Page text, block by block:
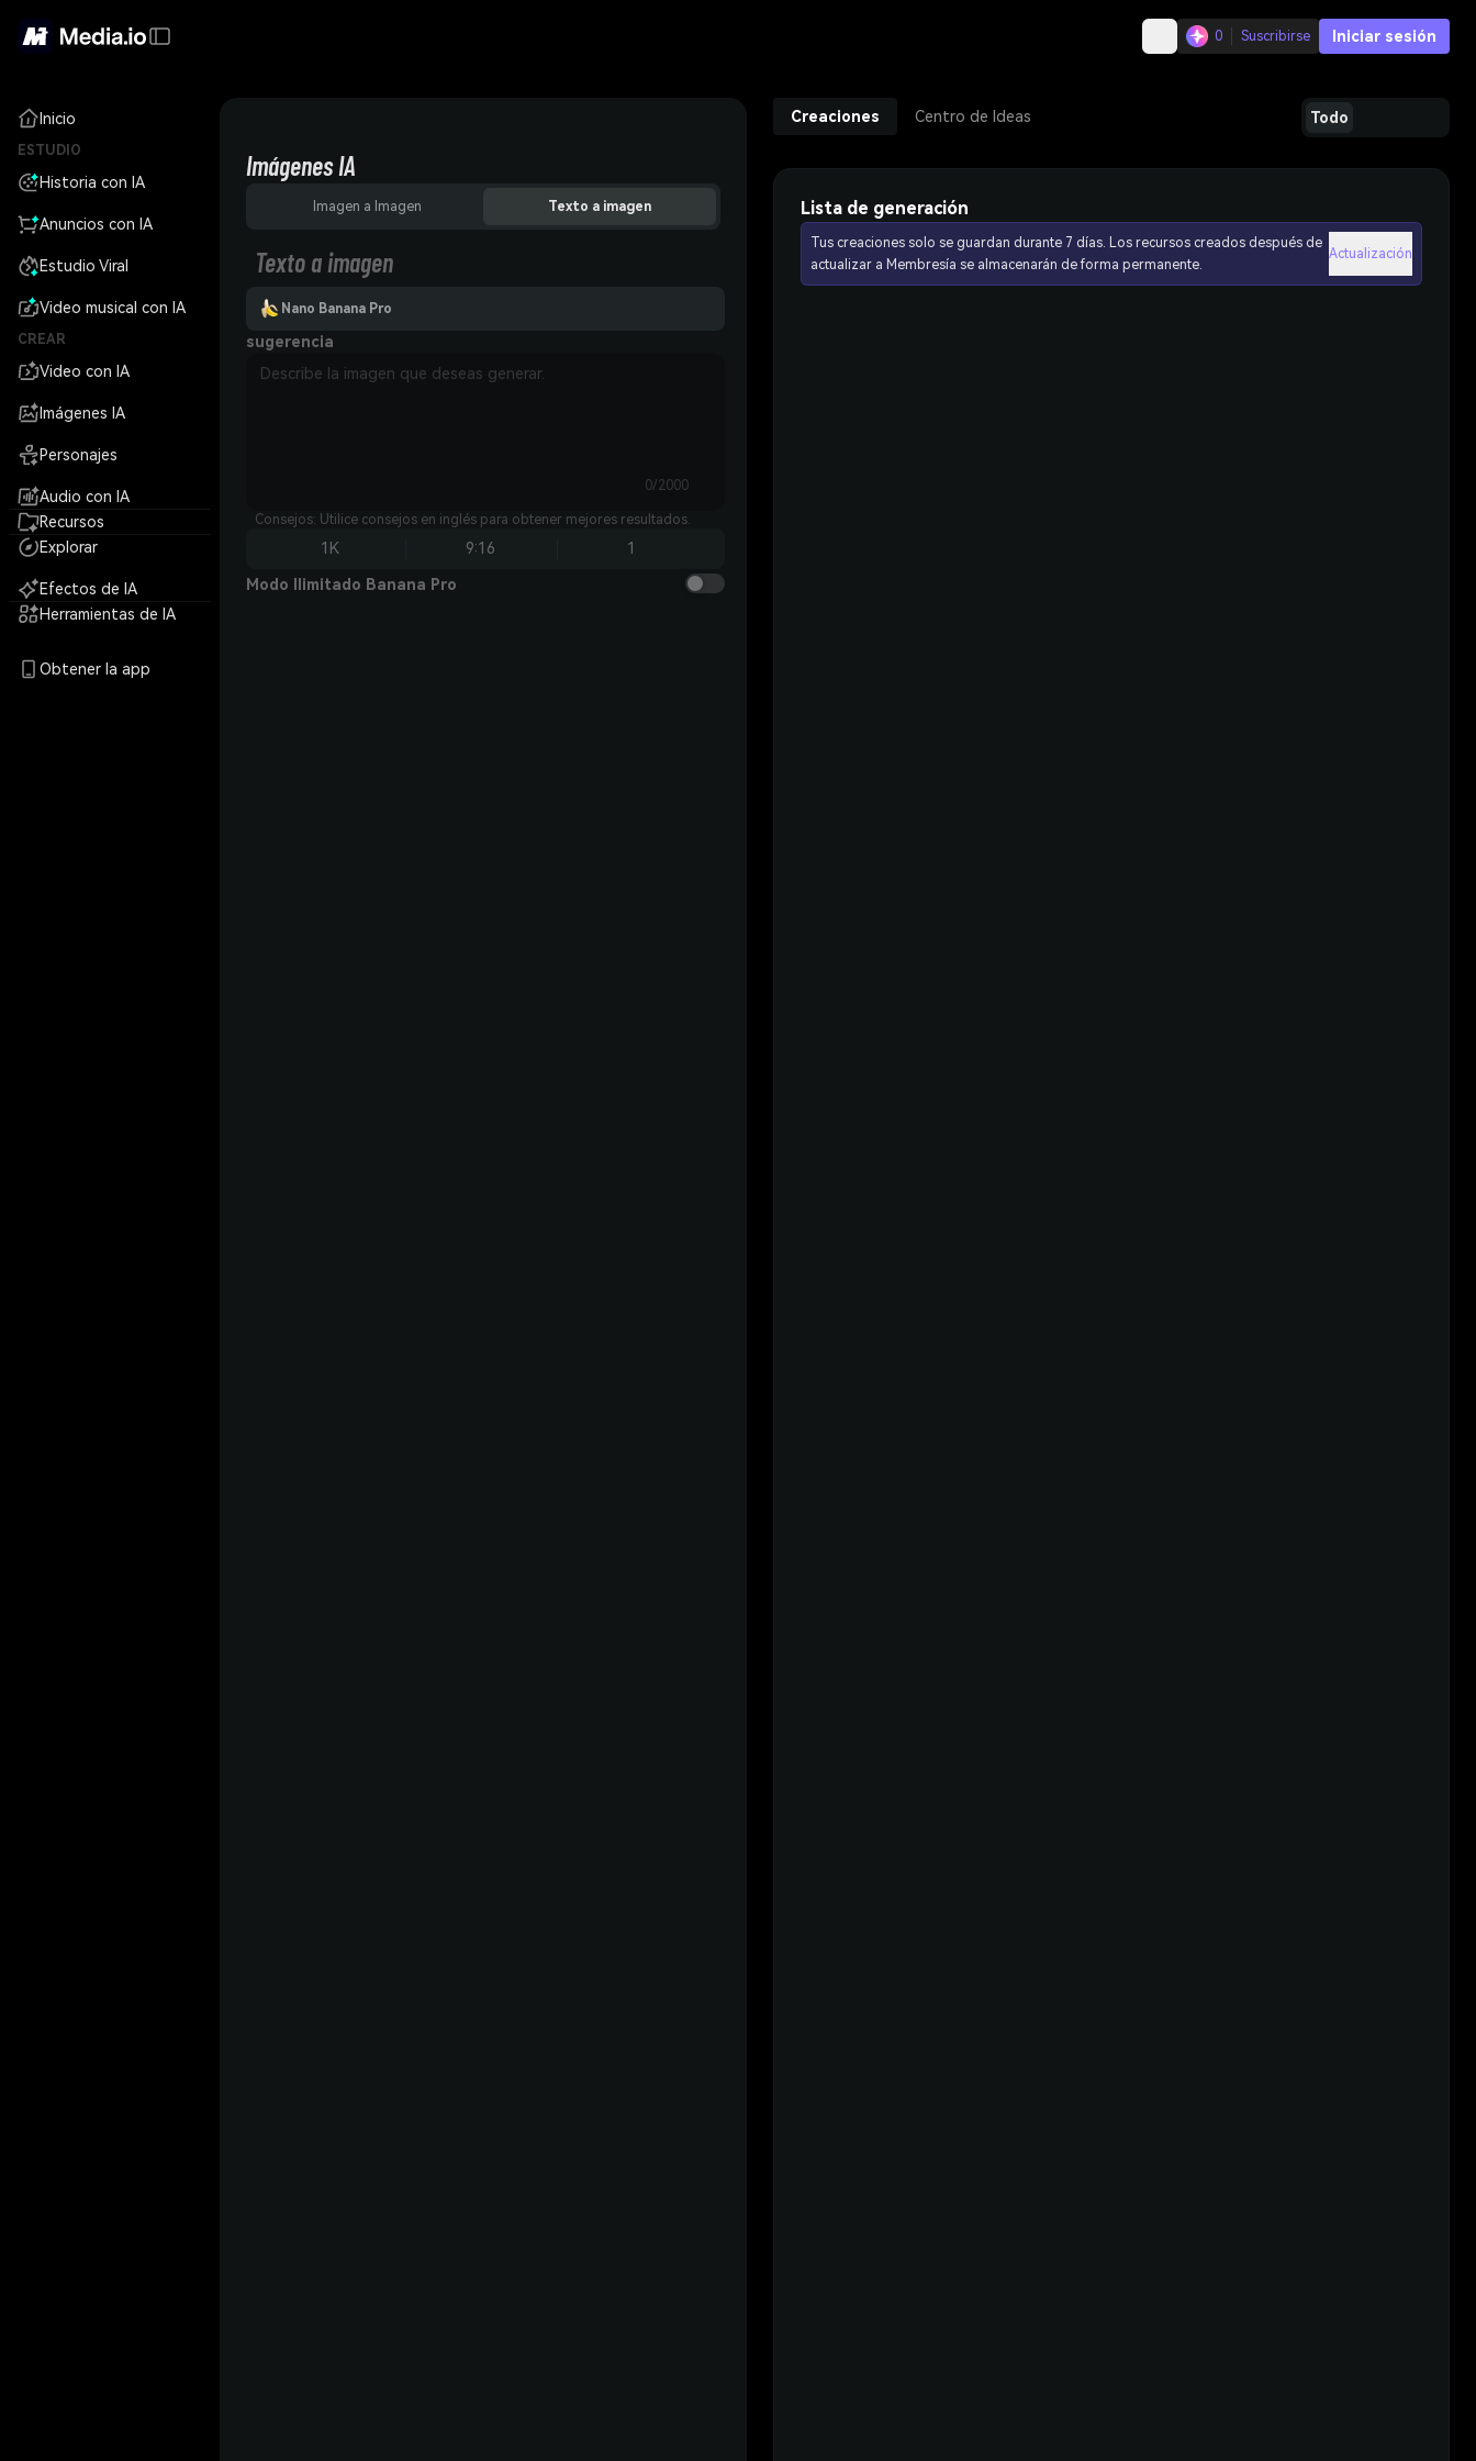
0 Suscribirse Iniciar sesión
Inicio
ESTUDIO
Historia con IA
Anuncios con IA
Estudio Viral
Video musical con IA
CREAR
Video con IA
Imágenes IA
Personajes
Audio con IA
Recursos
Explorar
Efectos de IA
Herramientas de IA
Obtener la app
Imágenes IA
Imagen a Imagen Texto a imagen
Texto a imagen
Nano Banana Pro
sugerencia
0/2000
Consejos: Utilice consejos en inglés para obtener mejores resultados.
1K 9:16 1
Modo Ilimitado Banana Pro
Creaciones Centro de Ideas Todo
Lista de generación
Tus creaciones solo se guardan durante 7 días. Los recursos creados después de
actualizar a Membresía se almacenarán de forma permanente.
Actualización